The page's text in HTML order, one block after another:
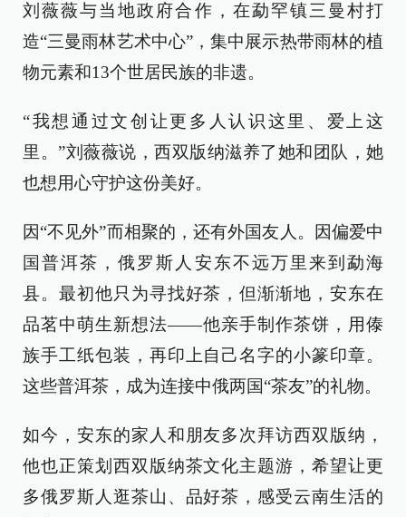
刘薇薇与当地政府合作，在勐罕镇三曼村打
造“三曼雨林艺术中心”，集中展示热带雨林的植
物元素和13个世居民族的非遗。
“我想通过文创让更多人认识这里、爱上这
里。”刘薇薇说，西双版纳滋养了她和团队，她
也想用心守护这份美好。
因“不见外”而相聚的，还有外国友人。因偏爱中
国普洱茶，俄罗斯人安东不远万里来到勐海
县。最初他只为寻找好茶，但渐渐地，安东在
品茗中萌生新想法——他亲手制作茶饼，用傣
族手工纸包装，再印上自己名字的小篆印章。
这些普洱茶，成为连接中俄两国“茶友”的礼物。
如今，安东的家人和朋友多次拜访西双版纳，
他也正策划西双版纳茶文化主题游，希望让更
多俄罗斯人逛茶山、品好茶，感受云南生活的